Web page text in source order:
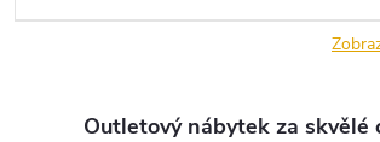
Outletový nábytek za skvělé